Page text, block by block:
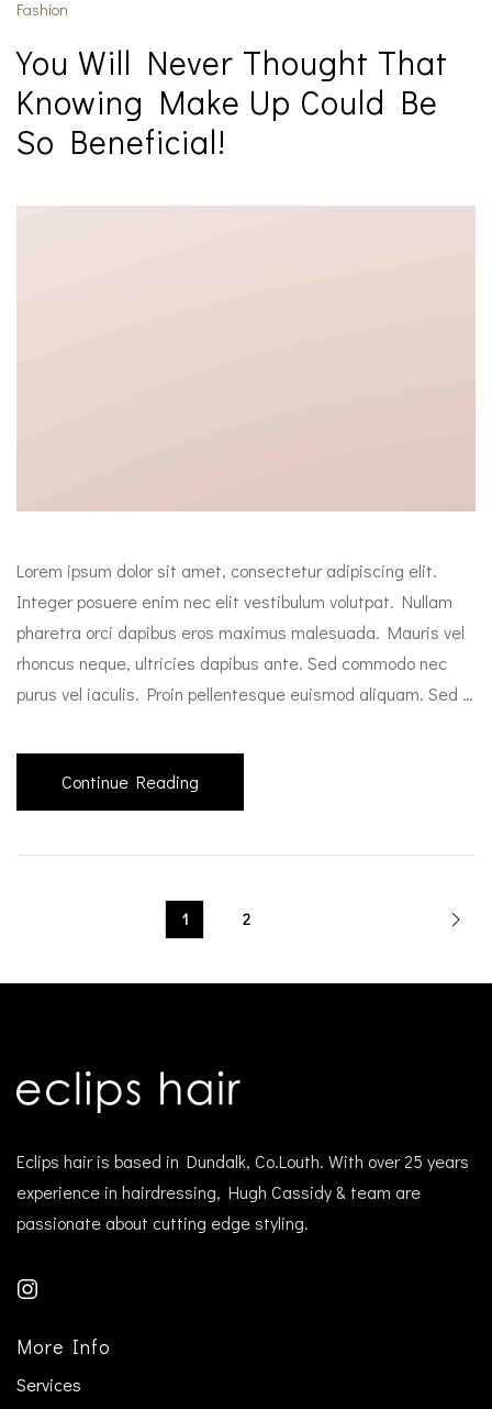
Fashion
You Will Never Thought That
Knowing Make Up Could Be
So Beneficial!
Lorem ipsum dolor sit amet, consectetur adipiscing elit.
Integer posuere enim nec elit vestibulum volutpat. Nullam
pharetra orci dapibus eros maximus malesuada. Mauris vel
rhoncus neque, ultricies dapibus ante. Sed commodo nec
purus vel iaculis. Proin pellentesque euismod aliquam. Sed …
Continue Reading
1 2
Eclips hair is based in Dundalk, Co.Louth. With over 25 years
experience in hairdressing, Hugh Cassidy & team are
passionate about cutting edge styling.
More Info
Services